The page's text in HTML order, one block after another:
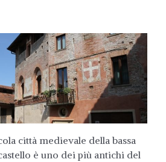
città medievale della bassa
è uno dei più antichi del